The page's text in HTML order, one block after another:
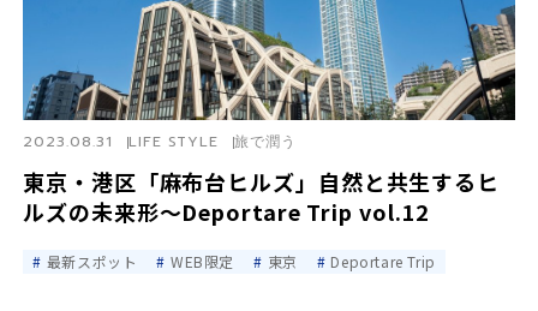
東京・港区「麻布台ヒルズ」自然と共生するヒ
ルズの未来形～Deportare Trip vol.12
2023.08.31 LIFE STYLE 旅で潤う
最新スポット WEB限定 東京 Deportare Trip